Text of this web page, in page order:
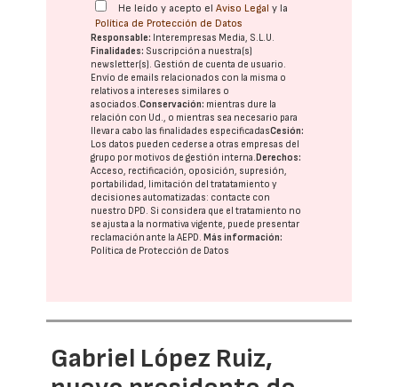
He leído y acepto elAviso Legal y la
Política de Protección de Datos
Responsable: Interempresas Media, S.L.U.
Finalidades: Suscripción a nuestra(s)
newsletter(s). Gestión de cuenta de usuario.
Envío de emails relacionados con la misma o
relativos a intereses similares o
asociados.Conservación: mientras dure la
relación con Ud., o mientras sea necesario para
llevar a cabo las finalidades especificadasCesión:
Los datos pueden cederse a otras empresas del
grupo por motivos de gestión interna.Derechos:
Acceso, rectificación, oposición, supresión,
portabilidad, limitación del tratatamiento y
decisiones automatizadas: contacte con
nuestro DPD. Si considera que el tratamiento no
se ajusta a la normativa vigente, puede presentar
reclamación ante laAEPD.Más información:
Política de Protección de Datos
Gabriel López Ruiz,